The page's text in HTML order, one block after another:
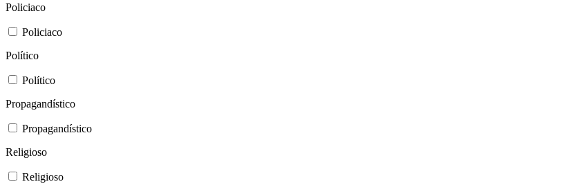
Policiaco
Policiaco
Político
Político
Propagandístico
Propagandístico
Religioso
Religioso